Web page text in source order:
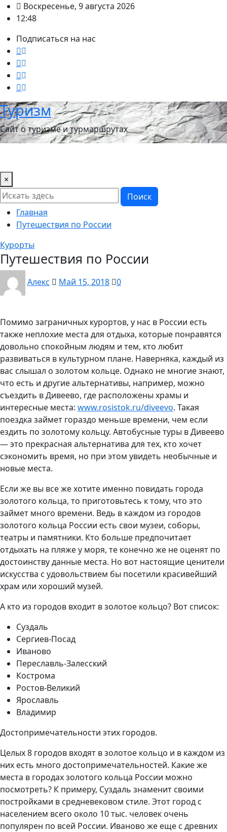
ПерейтиВоскресенье, 9 августа 2026
12:48
Подписаться на нас
Туризм
Сайт о туризме и турмаршрутах
×
Поиск
Главная
Путешествия по России
Курорты
Путешествия по России
Алекс Май 15, 2018 0
Помимо заграничных курортов, у нас в России есть
также неплохие места для отдыха, которые понравятся
довольно спокойным людям и тем, кто любит
развиваться в культурном плане. Наверняка, каждый из
вас слышал о золотом кольце. Однако не многие знают,
что есть и другие альтернативы, например, можно
съездить в Дивеево, где расположены храмы и
интересные места: www.rosistok.ru/diveevo. Такая
поездка займет гораздо меньше времени, чем если
ездить по золотому кольцу. Автобусные туры в Дивеево
— это прекрасная альтернатива для тех, кто хочет
сэкономить время, но при этом увидеть необычные и
новые места.
Если же вы все же хотите именно повидать города
золотого кольца, то приготовьтесь к тому, что это
займет много времени. Ведь в каждом из городов
золотого кольца России есть свои музеи, соборы,
театры и памятники. Кто больше предпочитает
отдыхать на пляже у моря, те конечно же не оценят по
достоинству данные места. Но вот настоящие ценители
искусства с удовольствием бы посетили красивейший
храм или хороший музей.
А кто из городов входит в золотое кольцо? Вот список:
Суздаль
Сергиев-Посад
Иваново
Переславль-Залесский
Кострома
Ростов-Великий
Ярославль
Владимир
Достопримечательности этих городов.
Целых 8 городов входят в золотое кольцо и в каждом из
них есть много достопримечательностей. Какие же
места в городах золотого кольца России можно
посмотреть? К примеру, Суздаль знаменит своими
постройками в средневековом стиле. Этот город с
населением всего около 10 тыс. человек очень
популярен по всей России. Иваново же еще с древних